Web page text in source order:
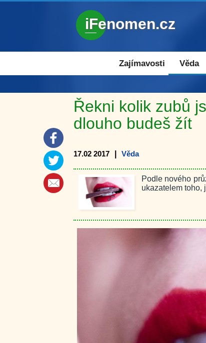
iFenomen.cz
Zajímavosti Věda
Řekni kolik zubů
dlouho budeš žít
17.02 2017 Věda
Podle nového
ukazatelem toho,